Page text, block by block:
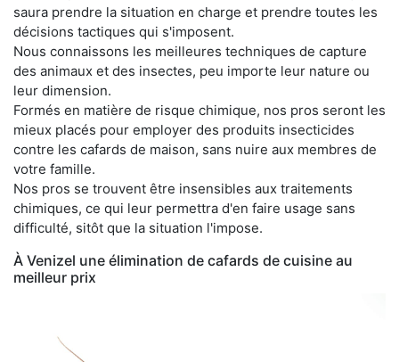
saura prendre la situation en charge et prendre toutes les
décisions tactiques qui s'imposent.
Nous connaissons les meilleures techniques de capture
des animaux et des insectes, peu importe leur nature ou
leur dimension.
Formés en matière de risque chimique, nos pros seront les
mieux placés pour employer des produits insecticides
contre les cafards de maison, sans nuire aux membres de
votre famille.
Nos pros se trouvent être insensibles aux traitements
chimiques, ce qui leur permettra d'en faire usage sans
difficulté, sitôt que la situation l'impose.
À Venizel une élimination de cafards de cuisine au
meilleur prix